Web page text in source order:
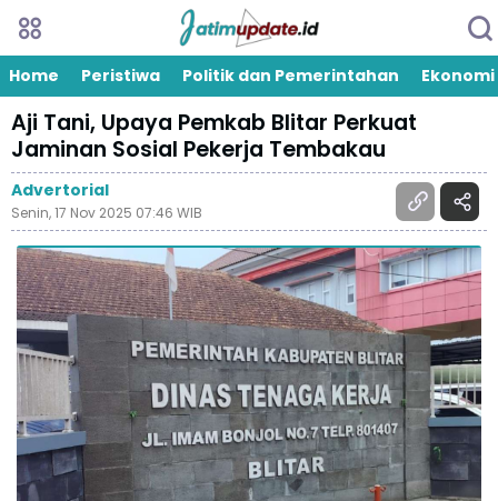
Home Peristiwa Politik dan Pemerintahan Ekonomi
Aji Tani, Upaya Pemkab Blitar Perkuat
Jaminan Sosial Pekerja Tembakau
Advertorial
Senin, 17 Nov 2025 07:46 WIB